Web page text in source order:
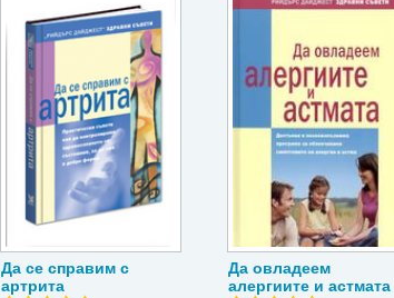
Да се справим с
артрита
Да овладеем
алергиите и астмата